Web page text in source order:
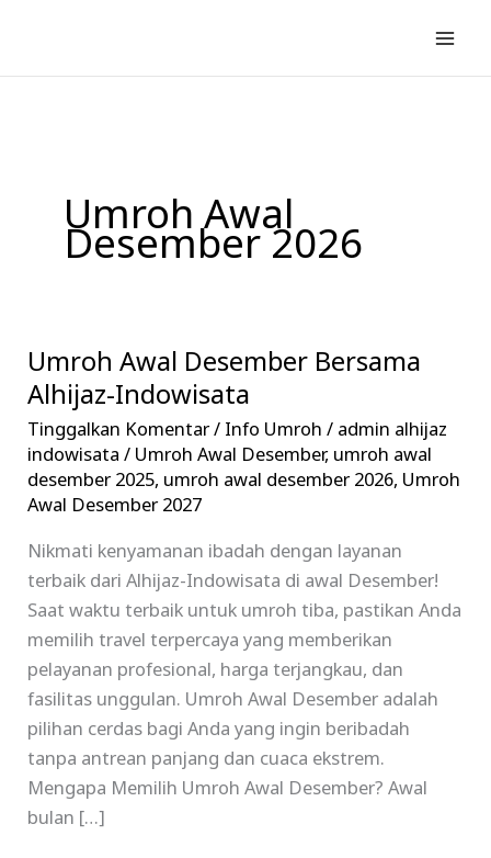
konten
Umroh Awal
Desember 2026
Umroh Awal Desember Bersama
Alhijaz-Indowisata
Tinggalkan Komentar/ Info Umroh / admin alhijaz
indowisata/ Umroh Awal Desember, umroh awal
desember 2025, umroh awal desember 2026, Umroh
Awal Desember 2027
Nikmati kenyamanan ibadah dengan layanan
terbaik dari Alhijaz-Indowisata di awal Desember!
Saat waktu terbaik untuk umroh tiba, pastikan Anda
memilih travel terpercaya yang memberikan
pelayanan profesional, harga terjangkau, dan
fasilitas unggulan. Umroh Awal Desember adalah
pilihan cerdas bagi Anda yang ingin beribadah
tanpa antrean panjang dan cuaca ekstrem.
Mengapa Memilih Umroh Awal Desember? Awal
bulan […]
Umroh
Awal
Desember
Bersama
Alhijaz-
Indowisata